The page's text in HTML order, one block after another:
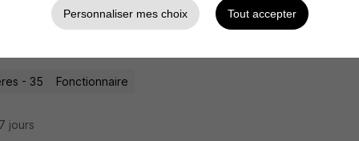
Municipal - Mairie de Fougères H/F
- 35 Fonctionnaire
jours
Personnaliser mes choix Tout accepter